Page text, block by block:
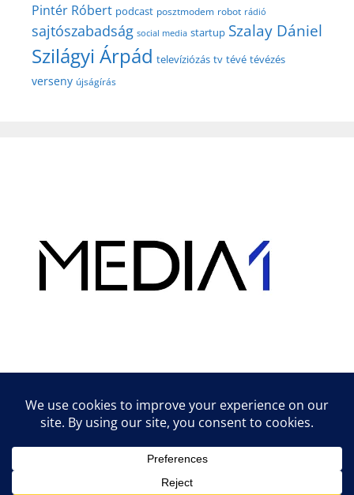
Pintér Róbert podcast posztmodem robot rádió
sajtószabadság social media startup Szalay Dániel
Szilágyi Árpád televíziózás tv tévé tévézés
verseny újságírás
Lifestyle tippek & trükkök